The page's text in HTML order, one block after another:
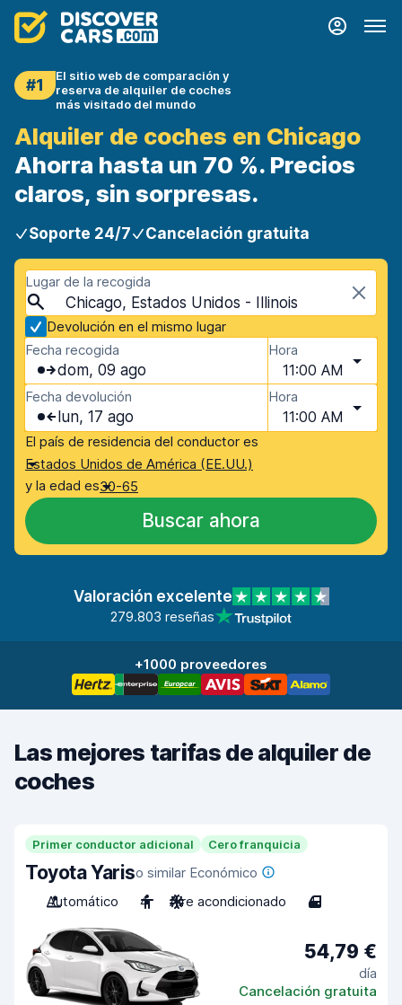
#1
El sitio web de comparación y
reserva de alquiler de coches
más visitado del mundo
Alquiler de coches en Chicago
Ahorra hasta un 70 %. Precios
claros, sin sorpresas.
Soporte 24/7 Cancelación gratuita
Lugar de la recogida
Chicago, Estados Unidos - Illinois
Devolución en el mismo lugar
Fecha recogida
dom, 09 ago
Hora
11:00 AM
Fecha devolución
lun, 17 ago
Hora
11:00 AM
El país de residencia del conductor es
Estados Unidos de América (EE.UU.)
y la edad es30-65
Buscar ahora
Valoración excelente
279.803 reseñas
+1000 proveedores
Las mejores tarifas de alquiler de
coches
Primer conductor adicional Cero franquicia
Toyota Yariso similar Económico
Automático
4 Aire acondicionado 4
54,79 €
día
Cancelación gratuita